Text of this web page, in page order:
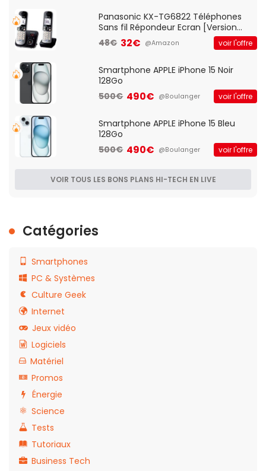
Panasonic KX-TG6822 Téléphones
Sans fil Répondeur Ecran [Version
Française]
48€ 32€ @Amazon voir l'offre
Smartphone APPLE iPhone 15 Noir
128Go
500€ 490€ @Boulanger voir l'offre
Smartphone APPLE iPhone 15 Bleu
128Go
500€ 490€ @Boulanger voir l'offre
VOIR TOUS LES BONS PLANS HI-TECH EN LIVE
Catégories
Smartphones
PC & Systèmes
Culture Geek
Internet
Jeux vidéo
Logiciels
Matériel
Promos
Énergie
Science
Tests
Tutoriaux
Business Tech